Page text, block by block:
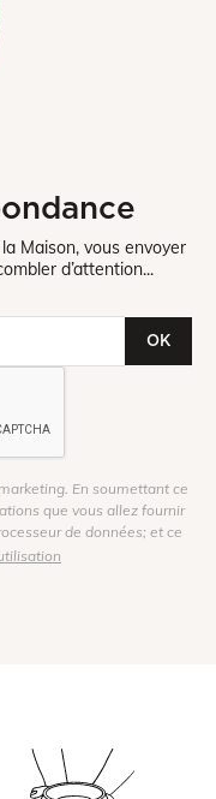
Maison, vous envoyer
d’attention...
OK
En soumettant ce
que vous allez fournir
de données; et ce